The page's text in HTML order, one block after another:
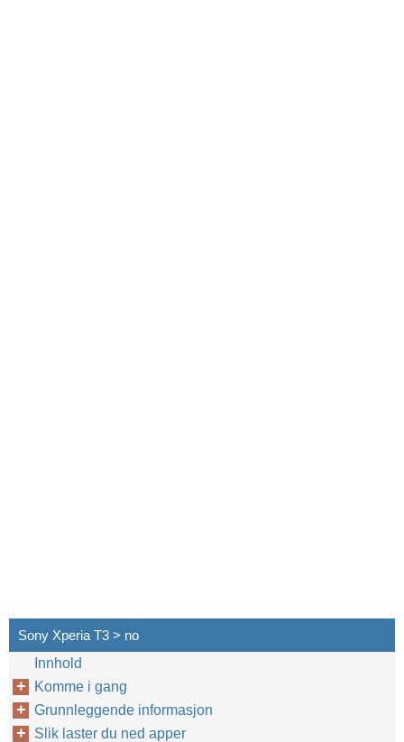
Sony Xperia T3 > no
Innhold
Komme i gang
Grunnleggende informasjon
Slik laster du ned apper